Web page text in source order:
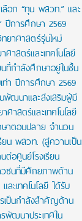
อก “ทุน พสวท.” และ
ปีการศึกษา 2569
ยาศาสตร์รุ่นใหม่
าสตร์และเทคโนโลยี
ที่กำลังศึกษาอยู่ในชั้น
า ปีการศึกษา 2569
พัฒนาและส่งเสริมผู้มี
าสตร์และเทคโนโลยี
าตอนปลาย จำนวน
ยน พสวท. (สู่ความเป็น
ต่อศูนย์โรงเรียน
วชนที่มีศักยภาพด้าน
ะเทคโนโลยี ได้รับ
เป็นกำลังสำคัญด้าน
พัฒนาประเทศใน